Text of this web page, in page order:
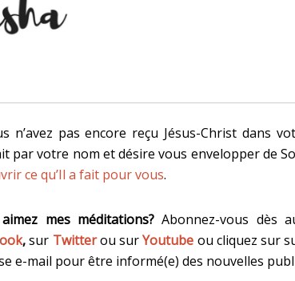
n’avez pas encore reçu Jésus-Christ dans
par votre nom et désire vous envelopper de
ce qu’Il a fait pour vous.
mes méditations?Abonnez-vous dès
,sur Twitter ou surYoutube ou cliquez sur
e-mail pour être informé(e) des nouvelles